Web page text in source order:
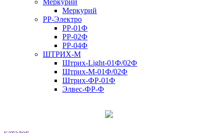
Меркурий
РР-Электро
РР-01Ф
РР-02Ф
РР-04Ф
ШТРИХ-М
Штрих-Light-01Ф/02Ф
Штрих-М-01Ф/02Ф
Штрих-ФР-01Ф
Элвес-ФР-Ф